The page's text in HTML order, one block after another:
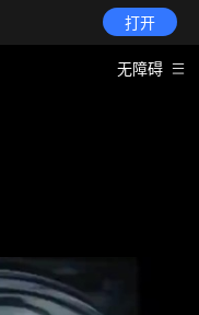
打开
无障碍